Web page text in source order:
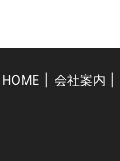
HOME 会社案内